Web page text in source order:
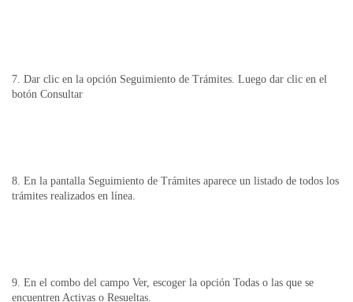
7. Dar clic en la opción Seguimiento de Trámites. Luego dar clic en el
botón Consultar
8. En la pantalla Seguimiento de Trámites aparece un listado de todos los
trámites realizados en línea.
9. En el combo del campo Ver, escoger la opción Todas o las que se
encuentren Activas o Resueltas.